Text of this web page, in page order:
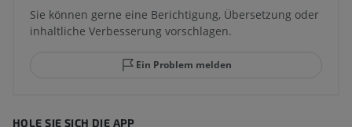
Sie können gerne eine Berichtigung, Übersetzung oder
inhaltliche Verbesserung vorschlagen.
Ein Problem melden
HOLE SIE SICH DIE APP